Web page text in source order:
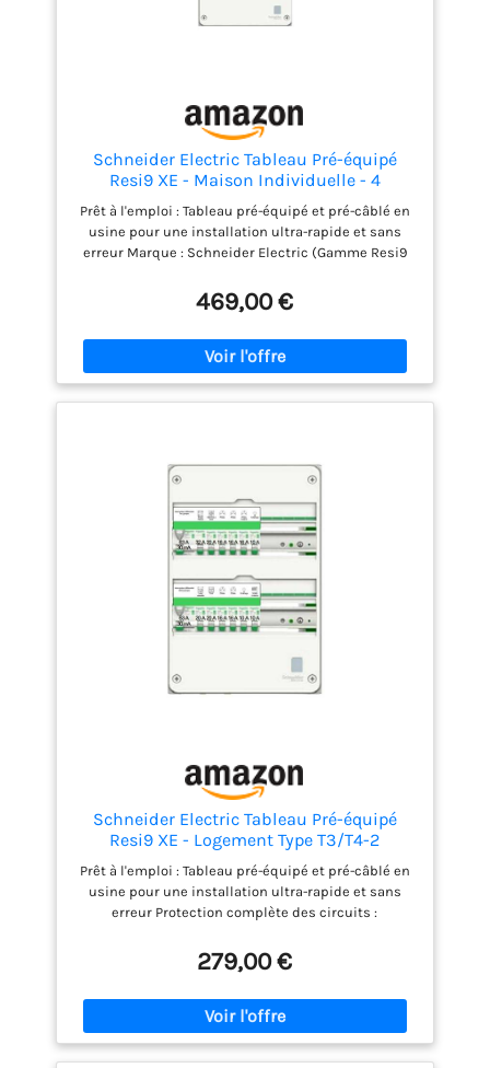
Schneider Electric Tableau Pré-équipé
Resi9 XE - Maison Individuelle - 4
Rangées - 13 Modules - 52 Modules - IP30
- NF C 15-100 - R9HPNFC15145M
Prêt à l'emploi : Tableau pré-équipé et pré-câblé en
usine pour une installation ultra-rapide et sans
erreur Marque : Schneider Electric (Gamme Resi9
protection : IP30 Norme : NF C 15-100 Sécurité
certifiée : Protection complète contre les chocs
électriques, surcharges et courts-circuits conforme
à la norme NF C 15-100 Capacité évolutive : Grande
capacité de 52 modules répartis sur 4 rangées
permettant d'ajouter facilement de nouveaux
AC) et 21 disjoncteurs (6x10A, 9x16A, 4x20A, 1x32A,
469,00 €
Schneider Electric Tableau Pré-équipé
Resi9 XE - Logement Type T3/T4-2
Rangées - 13 Modules - R9HPNFC15127P
Prêt à l'emploi : Tableau pré-équipé et pré-câblé en
usine pour une installation ultra-rapide et sans
erreur Protection complète des circuits :
différentiels intégrés pour sécuriser l'ensemble des
circuits domestiques de votre logement
Configuration adaptée aux logements T3/T4 :
Comprend 12 disjoncteurs (3x10A, 5x16A, 3x20A,
1x32A) et 2 interrupteurs différentiels 63A (1x63A
type AC et 1x63A type A) pour protéger tous les
279,00 €